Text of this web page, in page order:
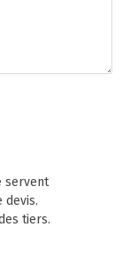
servent
devis.
tiers.